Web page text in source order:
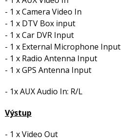
- 1 x Camera Video In
- 1 x DTV Box input
- 1 x Car DVR Input
- 1 x External Microphone Input
- 1 x Radio Antenna Input
- 1 x GPS Antenna Input
- 1x AUX Audio In: R/L
Výstup
- 1 x Video Out